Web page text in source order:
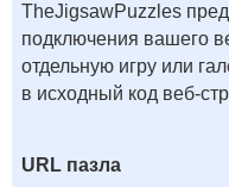
TheJigsawPuzzles
подключения вашего
отдельную игру или
в исходный код веб-
URL пазла